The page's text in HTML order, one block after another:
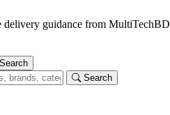
delivery guidance from MultiTechBD
Search
Search